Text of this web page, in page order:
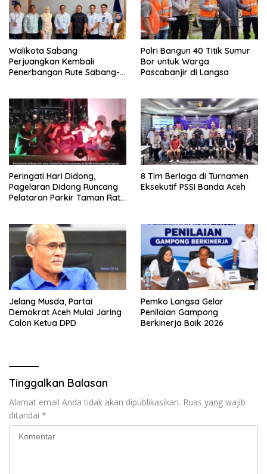
Walikota Sabang
Perjuangkan Kembali
Penerbangan Rute Sabang-
Polri Bangun 40 Titik Sumur
Bor untuk Warga
Pascabanjir di Langsa
Peringati Hari Didong,
Pagelaran Didong Runcang
Pelataran Parkir Taman Ratu
8 Tim Berlaga di Turnamen
Eksekutif PSSI Banda Aceh
Jelang Musda, Partai
Demokrat Aceh Mulai Jaring
Calon Ketua DPD
Pemko Langsa Gelar
Penilaian Gampong
Berkinerja Baik 2026
Tinggalkan Balasan
Alamat email Anda tidak akan dipublikasikan. Ruas yang wajib
ditandai *